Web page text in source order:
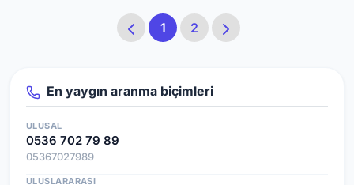
1 2
En yaygın aranma biçimleri
ULUSAL
0536 702 79 89
05367027989
ULUSLARARASI